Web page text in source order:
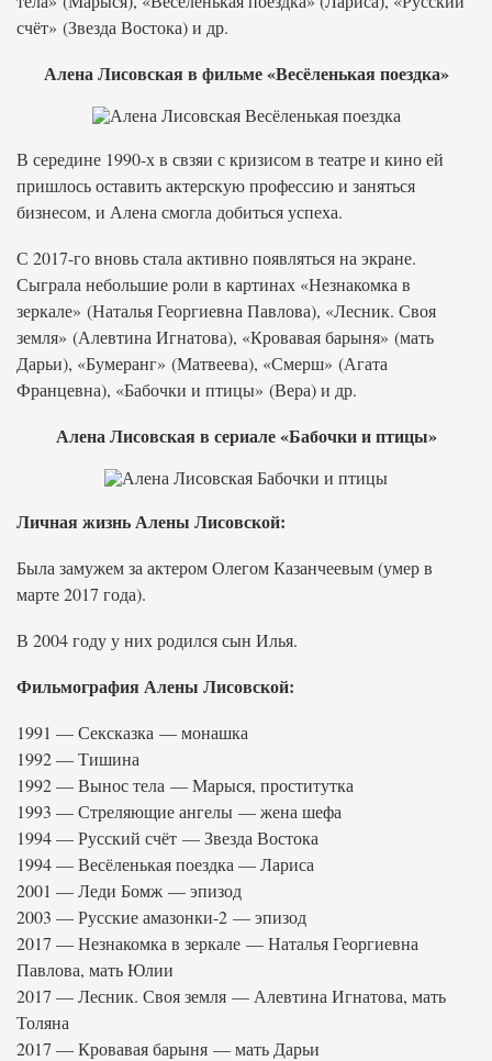
счёт» (Звезда Востока) и др.
Алена Лисовская в фильме «Весёленькая поездка»
В середине 1990-х в свзяи с кризисом в театре и кино ей
пришлось оставить актерскую профессию и заняться
бизнесом, и Алена смогла добиться успеха.
С 2017-го вновь стала активно появляться на экране.
Сыграла небольшие роли в картинах «Незнакомка в
зеркале» (Наталья Георгиевна Павлова), «Лесник. Своя
земля» (Алевтина Игнатова), «Кровавая барыня» (мать
Дарьи), «Бумеранг» (Матвеева), «Смерш» (Агата
Францевна), «Бабочки и птицы» (Вера) и др.
Алена Лисовская в сериале «Бабочки и птицы»
Личная жизнь Алены Лисовской:
Была замужем за актером Олегом Казанчеевым (умер в
марте 2017 года).
В 2004 году у них родился сын Илья.
Фильмография Алены Лисовской:
1991 — Сексказка — монашка
1992 — Тишина
1992 — Вынос тела — Марыся, проститутка
1993 — Стреляющие ангелы — жена шефа
1994 — Русский счёт — Звезда Востока
1994 — Весёленькая поездка — Лариса
2001 — Леди Бомж — эпизод
2003 — Русские амазонки-2 — эпизод
2017 — Незнакомка в зеркале — Наталья Георгиевна
Павлова, мать Юлии
2017 — Лесник. Своя земля — Алевтина Игнатова, мать
Толяна
2017 — Кровавая барыня — мать Дарьи